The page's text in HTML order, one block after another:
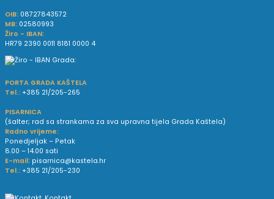
OIB: 08727843572
MB: 02580993
Žiro - IBAN:
HR79 2390 0011 8181 0000 4
PORTA GRADA KAŠTELA
Tel.: +385 21/205-265
PISARNICA
(šalter; rad sa strankama za sva upravna tijela Grada Kaštela)
Radno vrijeme:
Ponedjeljak – Petak
8.00 – 14.00 sati
E-mail: pisarnica@kastela.hr
Tel.: +385 21/205-230